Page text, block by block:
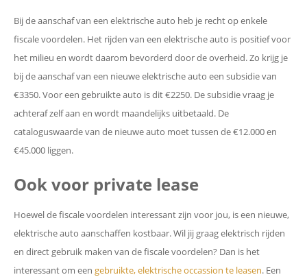
Bij de aanschaf van een elektrische auto heb je recht op enkele
fiscale voordelen. Het rijden van een elektrische auto is positief voor
het milieu en wordt daarom bevorderd door de overheid. Zo krijg je
bij de aanschaf van een nieuwe elektrische auto een subsidie van
€3350. Voor een gebruikte auto is dit €2250. De subsidie vraag je
achteraf zelf aan en wordt maandelijks uitbetaald. De
cataloguswaarde van de nieuwe auto moet tussen de €12.000 en
€45.000 liggen.
Ook voor private lease
Hoewel de fiscale voordelen interessant zijn voor jou, is een nieuwe,
elektrische auto aanschaffen kostbaar. Wil jij graag elektrisch rijden
en direct gebruik maken van de fiscale voordelen? Dan is het
interessant om een gebruikte, elektrische occassion te leasen. Een